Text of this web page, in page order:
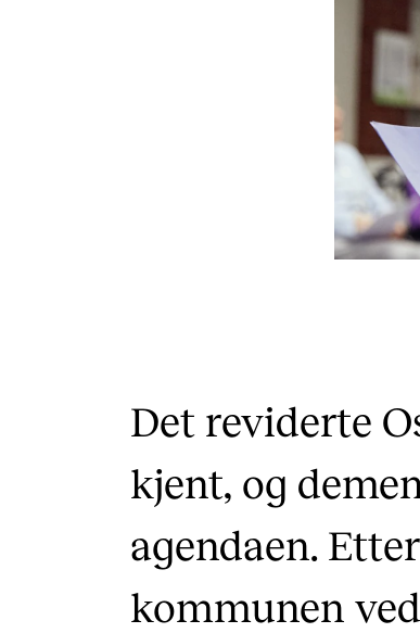
Det reviderte
kjent, og
agendaen.
kommunen